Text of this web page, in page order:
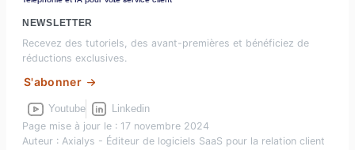
NEWSLETTER
Recevez des tutoriels, des avant-premières et bénéficiez de
réductions exclusives.
S'abonner
Youtube Linkedin
Page mise à jour le : 17 novembre 2024
Auteur : Axialys - Éditeur de logiciels SaaS pour la relation client